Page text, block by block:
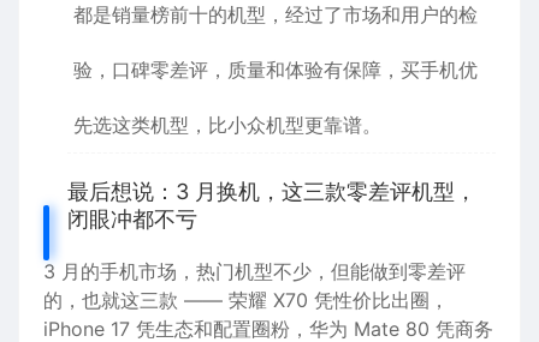
都是销量榜前十的机型，经过了市场和用户的检
验，口碑零差评，质量和体验有保障，买手机优
先选这类机型，比小众机型更靠谱。
最后想说：3 月换机，这三款零差评机型，
闭眼冲都不亏
3 月的手机市场，热门机型不少，但能做到零差评
的，也就这三款 —— 荣耀 X70 凭性价比出圈，
iPhone 17 凭生态和配置圈粉，华为 Mate 80 凭商务